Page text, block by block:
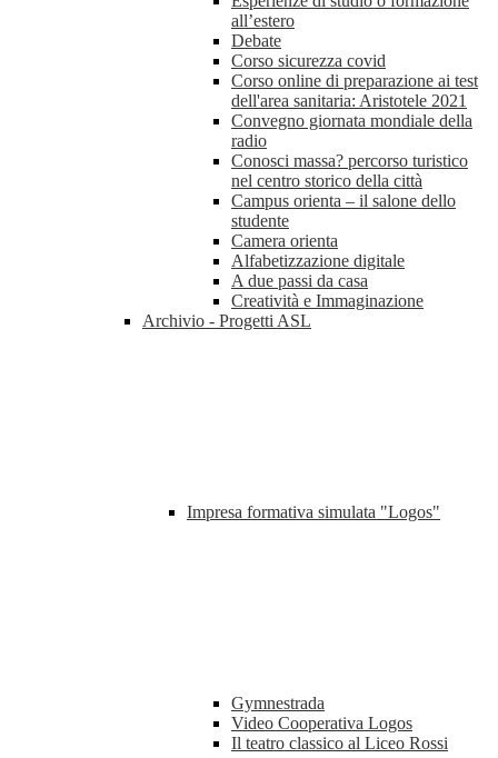
all’estero
Debate
Corso sicurezza covid
Corso online di preparazione ai test
dell'area sanitaria: Aristotele 2021
Convegno giornata mondiale della
radio
Conosci massa? percorso turistico
nel centro storico della città
Campus orienta – il salone dello
studente
Camera orienta
Alfabetizzazione digitale
A due passi da casa
Creatività e Immaginazione
Archivio - Progetti ASL
Impresa formativa simulata "Logos"
Gymnestrada
Video Cooperativa Logos
Il teatro classico al Liceo Rossi